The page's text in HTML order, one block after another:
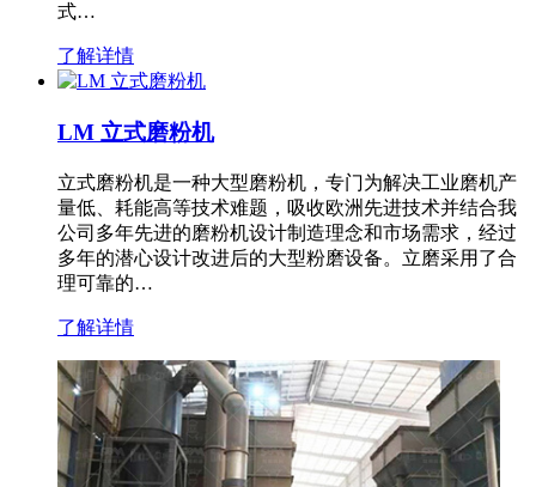
式…
了解详情
LM 立式磨粉机
立式磨粉机是一种大型磨粉机，专门为解决工业磨机产
量低、耗能高等技术难题，吸收欧洲先进技术并结合我
公司多年先进的磨粉机设计制造理念和市场需求，经过
多年的潜心设计改进后的大型粉磨设备。立磨采用了合
理可靠的…
了解详情